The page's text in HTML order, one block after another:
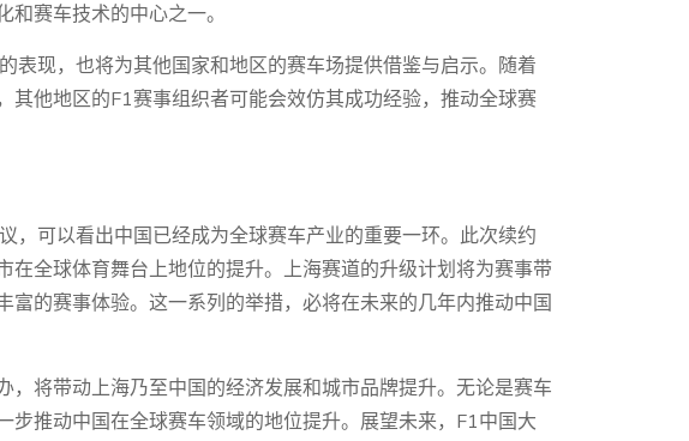
赛车技术的中心之一。
表现，也将为其他国家和地区的赛车场提供借鉴与启示。随着
其他地区的F1赛事组织者可能会效仿其成功经验，推动全球赛
，可以看出中国已经成为全球赛车产业的重要一环。此次续约
在全球体育舞台上地位的提升。上海赛道的升级计划将为赛事带
富的赛事体验。这一系列的举措，必将在未来的几年内推动中国
，将带动上海乃至中国的经济发展和城市品牌提升。无论是赛车
步推动中国在全球赛车领域的地位提升。展望未来，F1中国大